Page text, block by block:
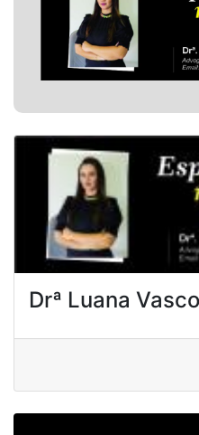
Drª Luana